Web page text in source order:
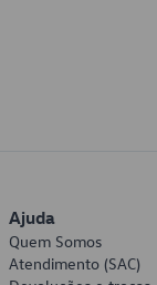
Ajuda
Quem Somos
Atendimento (SAC)